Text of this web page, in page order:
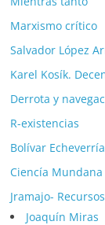
Marxismo crítico
Salvador López
Karel Kosík.
Derrota y
R-existencias
Bolívar
Ciencía Mundana
Jramajo-
Joaquín Miras